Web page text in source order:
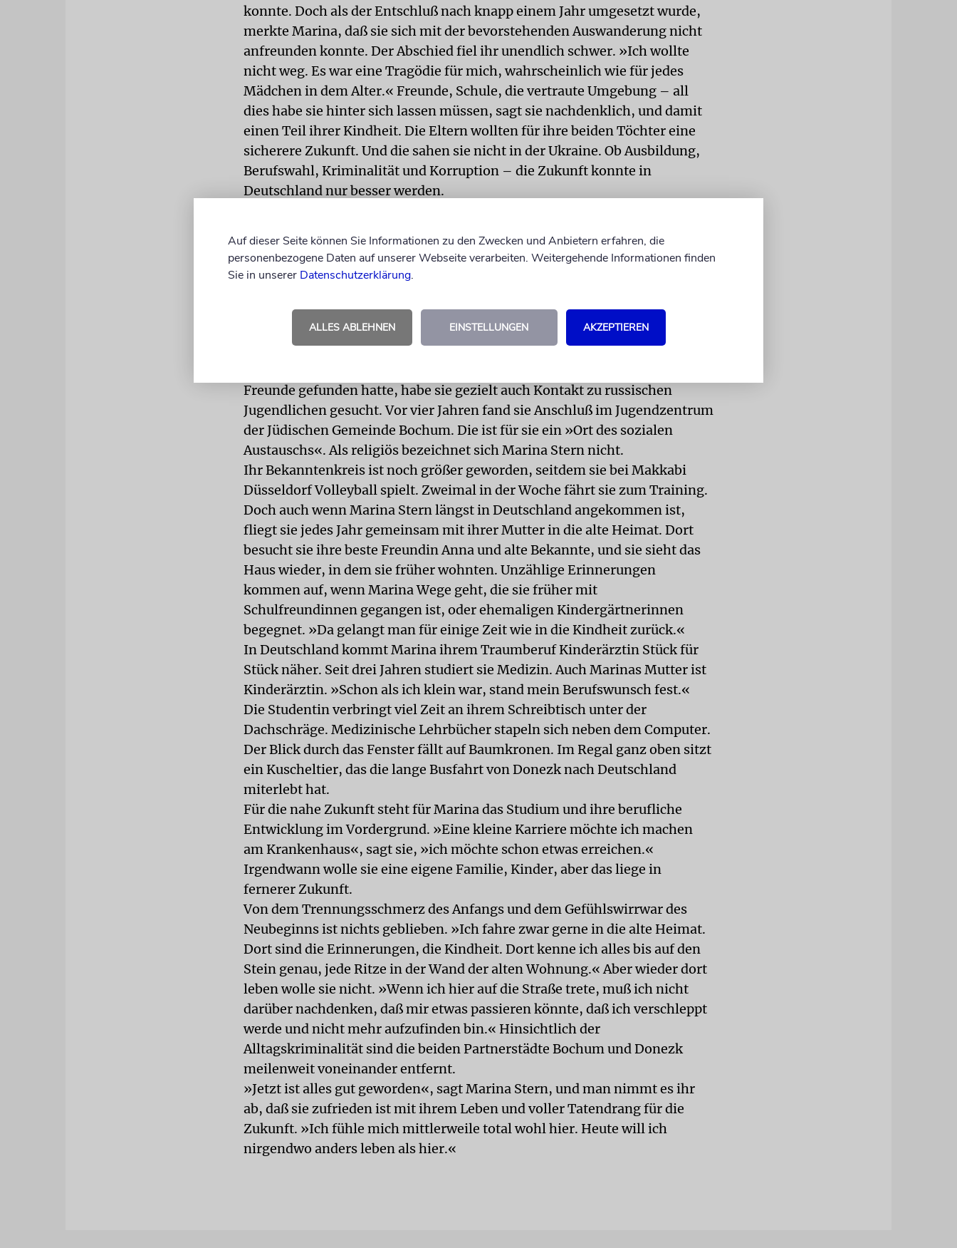
konnte. Doch als der Entschluß nach knapp einem Jahr umgesetzt wurde,
merkte Marina, daß sie sich mit der bevorstehenden Auswanderung nicht
anfreunden konnte. Der Abschied fiel ihr unendlich schwer. »Ich wollte
nicht weg. Es war eine Tragödie für mich, wahrscheinlich wie für jedes
Mädchen in dem Alter.« Freunde, Schule, die vertraute Umgebung – all
dies habe sie hinter sich lassen müssen, sagt sie nachdenklich, und damit
einen Teil ihrer Kindheit. Die Eltern wollten für ihre beiden Töchter eine
sicherere Zukunft. Und die sahen sie nicht in der Ukraine. Ob Ausbildung,
Berufswahl, Kriminalität und Korruption – die Zukunft konnte in
Deutschland nur besser werden.
nahe Koblenz. Nach zwei Monaten zogen sie nach Neuwied in eine eigene
Wohnung, im Jahr darauf dann nach Bochum, wo der Vater in seinem Beruf
Für Marina war die erste Zeit in Deutschland geprägt von Verlustgefühlen
und der diffusen Sehnsucht nach Rückkehr. »Doch nach zwei Jahren hatte
ich mich eingelebt.« Auf dem Gymnasium fühlte sie sich wohler als an der
Freunde gefunden hatte, habe sie gezielt auch Kontakt zu russischen
Jugendlichen gesucht. Vor vier Jahren fand sie Anschluß im Jugendzentrum
der Jüdischen Gemeinde Bochum. Die ist für sie ein »Ort des sozialen
Austauschs«. Als religiös bezeichnet sich Marina Stern nicht.
Ihr Bekanntenkreis ist noch größer geworden, seitdem sie bei Makkabi
Düsseldorf Volleyball spielt. Zweimal in der Woche fährt sie zum Training.
Doch auch wenn Marina Stern längst in Deutschland angekommen ist,
fliegt sie jedes Jahr gemeinsam mit ihrer Mutter in die alte Heimat. Dort
besucht sie ihre beste Freundin Anna und alte Bekannte, und sie sieht das
Haus wieder, in dem sie früher wohnten. Unzählige Erinnerungen
kommen auf, wenn Marina Wege geht, die sie früher mit
Schulfreundinnen gegangen ist, oder ehemaligen Kindergärtnerinnen
begegnet. »Da gelangt man für einige Zeit wie in die Kindheit zurück.«
In Deutschland kommt Marina ihrem Traumberuf Kinderärztin Stück für
Stück näher. Seit drei Jahren studiert sie Medizin. Auch Marinas Mutter ist
Kinderärztin. »Schon als ich klein war, stand mein Berufswunsch fest.«
Die Studentin verbringt viel Zeit an ihrem Schreibtisch unter der
Dachschräge. Medizinische Lehrbücher stapeln sich neben dem Computer.
Der Blick durch das Fenster fällt auf Baumkronen. Im Regal ganz oben sitzt
ein Kuscheltier, das die lange Busfahrt von Donezk nach Deutschland
miterlebt hat.
Für die nahe Zukunft steht für Marina das Studium und ihre berufliche
Entwicklung im Vordergrund. »Eine kleine Karriere möchte ich machen
am Krankenhaus«, sagt sie, »ich möchte schon etwas erreichen.«
Irgendwann wolle sie eine eigene Familie, Kinder, aber das liege in
fernerer Zukunft.
Von dem Trennungsschmerz des Anfangs und dem Gefühlswirrwar des
Neubeginns ist nichts geblieben. »Ich fahre zwar gerne in die alte Heimat.
Dort sind die Erinnerungen, die Kindheit. Dort kenne ich alles bis auf den
Stein genau, jede Ritze in der Wand der alten Wohnung.« Aber wieder dort
leben wolle sie nicht. »Wenn ich hier auf die Straße trete, muß ich nicht
darüber nachdenken, daß mir etwas passieren könnte, daß ich verschleppt
werde und nicht mehr aufzufinden bin.« Hinsichtlich der
Alltagskriminalität sind die beiden Partnerstädte Bochum und Donezk
meilenweit voneinander entfernt.
»Jetzt ist alles gut geworden«, sagt Marina Stern, und man nimmt es ihr
ab, daß sie zufrieden ist mit ihrem Leben und voller Tatendrang für die
Zukunft. »Ich fühle mich mittlerweile total wohl hier. Heute will ich
nirgendwo anders leben als hier.«
Auf dieser Seite können Sie Informationen zu den Zwecken und Anbietern erfahren, die
personenbezogene Daten auf unserer Webseite verarbeiten. Weitergehende Informationen finden
Sie in unserer Datenschutzerklärung.
ALLES ABLEHNEN EINSTELLUNGEN AKZEPTIEREN